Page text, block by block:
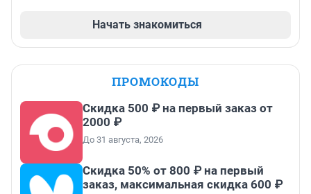
Начать знакомиться
ПРОМОКОДЫ
Скидка 500 ₽ на первый заказ от
2000 ₽
До 31 августа, 2026
Скидка 50% от 800 ₽ на первый
заказ, максимальная скидка 600 ₽